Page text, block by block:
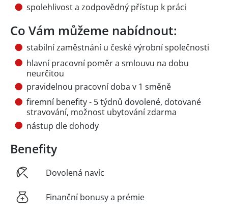
spolehlivost a zodpovědný přístup k práci
Co Vám můžeme nabídnout:
stabilní zaměstnání u české výrobní společnosti
hlavní pracovní poměr a smlouvu na dobu
neurčitou
pravidelnou pracovní doba v 1 směně
firemní benefity - 5 týdnů dovolené, dotované
stravování, možnost ubytování zdarma
nástup dle dohody
Benefity
Dovolená navíc
Finanční bonusy a prémie